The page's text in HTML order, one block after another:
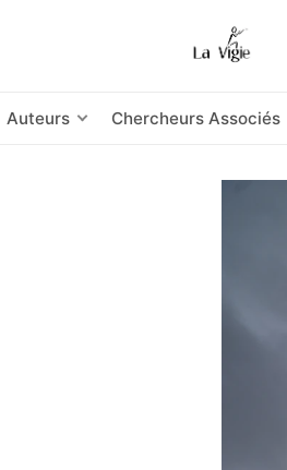
Auteurs Chercheurs Associés